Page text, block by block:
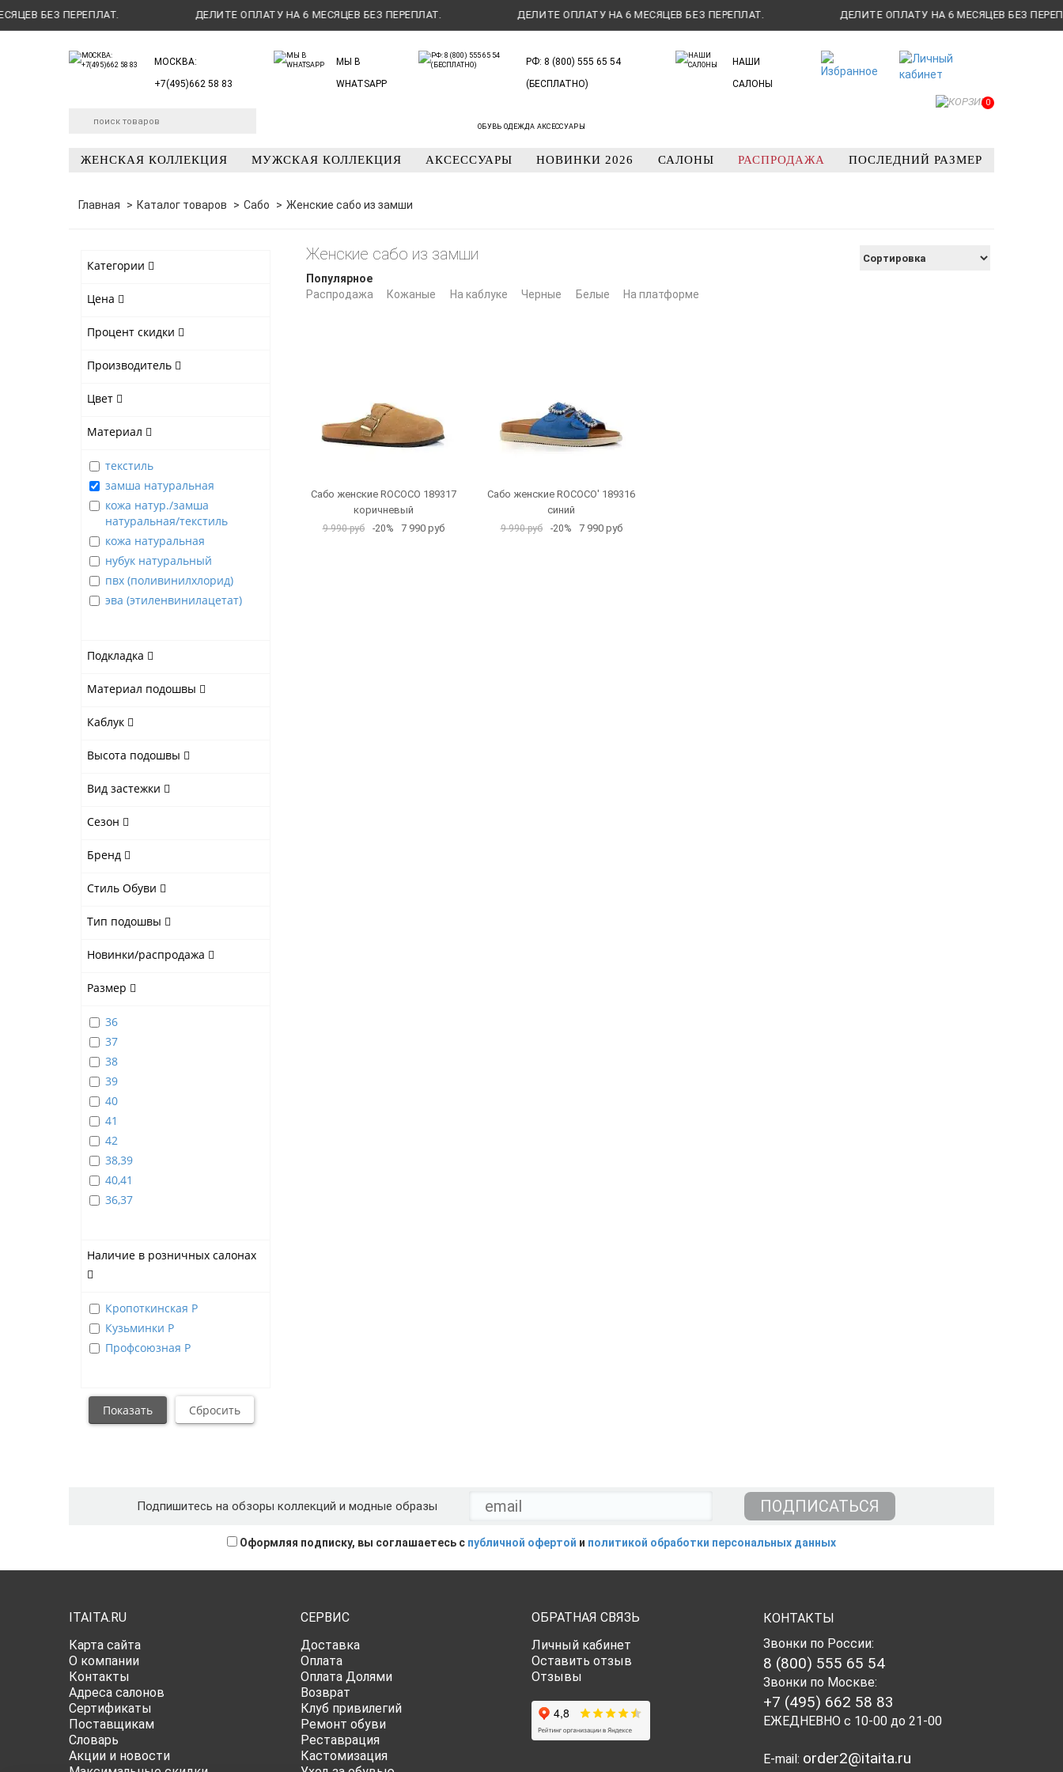
БЕЗ ПЕРЕПЛАТ. ДЕЛИТЕ ОПЛАТУ НА 6 МЕСЯЦЕВ БЕЗ ПЕРЕПЛАТ. ДЕЛИТЕ ОПЛАТУ НА 6 МЕСЯЦЕВ БЕЗ ПЕРЕПЛАТ. ДЕЛИТЕ ОПЛАТУ НА 6 МЕСЯЦЕВ БЕЗ ПЕРЕПЛАТ.
МОСКВА:
+7(495)662 58 83
МЫ В
WHATSAPP
РФ: 8 (800) 555 65 54
(БЕСПЛАТНО)
НАШИ
САЛОНЫ
ОБУВЬ ОДЕЖДА АКСЕССУАРЫ
0
ЖЕНСКАЯ КОЛЛЕКЦИЯ МУЖСКАЯ КОЛЛЕКЦИЯ АКСЕССУАРЫ НОВИНКИ 2026 САЛОНЫ РАСПРОДАЖА ПОСЛЕДНИЙ РАЗМЕР
Главная Каталог товаров Сабо Женские сабо из замши
Категории
Цена
Процент скидки
Производитель
Цвет
Материал
текстиль
замша натуральная
кожа натур./замша
натуральная/текстиль
кожа натуральная
нубук натуральный
пвх (поливинилхлорид)
эва (этиленвинилацетат)
Подкладка
Материал подошвы
Каблук
Высота подошвы
Вид застежки
Сезон
Бренд
Стиль Обуви
Тип подошвы
Новинки/распродажа
Размер
36
37
38
39
40
41
42
38,39
40,41
36,37
Наличие в розничных салонах
Кропоткинская Р
Кузьминки Р
Профсоюзная Р
Популярное
Распродажа
Кожаные На каблуке Черные Белые На платформе
Женские сабо из замши
Сабо женские ROCOCO 189317
коричневый
9 990 руб -20% 7 990 руб
Сабо женские ROCOCO' 189316
синий
9 990 руб -20% 7 990 руб
Подпишитесь на обзоры коллекций и модные образы
Оформляя подписку, вы соглашаетесь с публичной офертой и политикой обработки персональных данных
ITAITA.RU
Карта сайта
О компании
Контакты
Адреса салонов
Сертификаты
Поставщикам
Словарь
Акции и новости
СЕРВИС
Доставка
Оплата
Оплата Долями
Возврат
Клуб привилегий
Ремонт обуви
Реставрация
Кастомизация
ОБРАТНАЯ СВЯЗЬ
Личный кабинет
Оставить отзыв
Отзывы
КОНТАКТЫ
Звонки по России:
8 (800) 555 65 54
Звонки по Москве:
+7 (495) 662 58 83
ЕЖЕДНЕВНО с 10-00 до 21-00
E-mail: order2@itaita.ru